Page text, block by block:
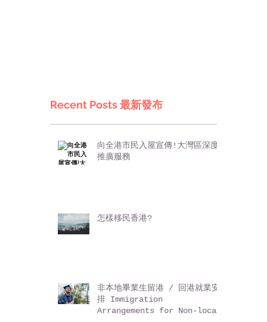
Recent Posts 最新發布
向全港市民入屋宣傳!大灣區深度
推廣服務
怎樣移民香港?
非本地畢業生留港 / 回港就業安
排 Immigration
Arrangements for Non-local